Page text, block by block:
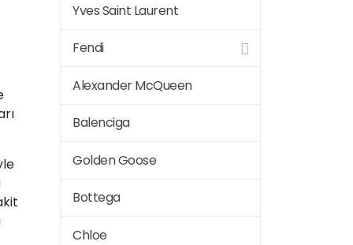
Yves Saint Laurent
Fendi
Alexander McQueen
Balenciga
Golden Goose
Bottega
Chloe